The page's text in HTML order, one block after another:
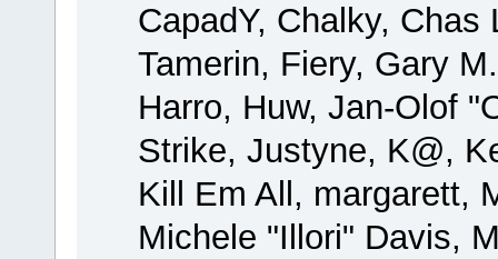
CapadY, Chalky,
Tamerin, Fiery, Gary
Harro, Huw, Jan-Olof
Strike, Justyne, K@,
Kill Em All, margarett,
Michele "Illori" Davis,